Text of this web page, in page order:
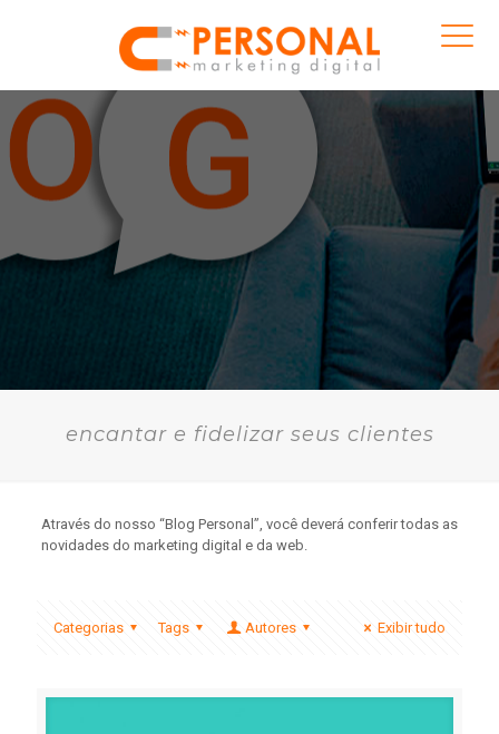
encantar e fidelizar seus clientes
Através do nosso “Blog Personal”, você deverá conferir todas as
novidades do marketing digital e da web.
Categorias Tags Autores Exibir tudo